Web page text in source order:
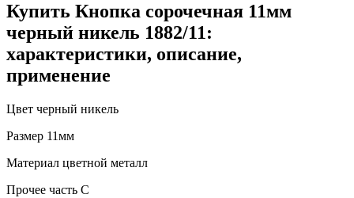
Купить Кнопка сорочечная 11мм
черный никель 1882/11:
характеристики, описание,
применение
Цвет черный никель
Размер 11мм
Материал цветной металл
Прочее часть С